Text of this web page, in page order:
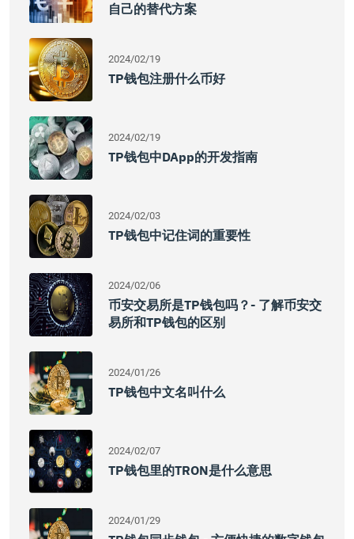
自己的替代方案
2024/02/19
TP钱包注册什么币好
2024/02/19
TP钱包中DApp的开发指南
2024/02/03
TP钱包中记住词的重要性
2024/02/06
币安交易所是TP钱包吗？- 了解币安交
易所和TP钱包的区别
2024/01/26
TP钱包中文名叫什么
2024/02/07
TP钱包里的TRON是什么意思
2024/01/29